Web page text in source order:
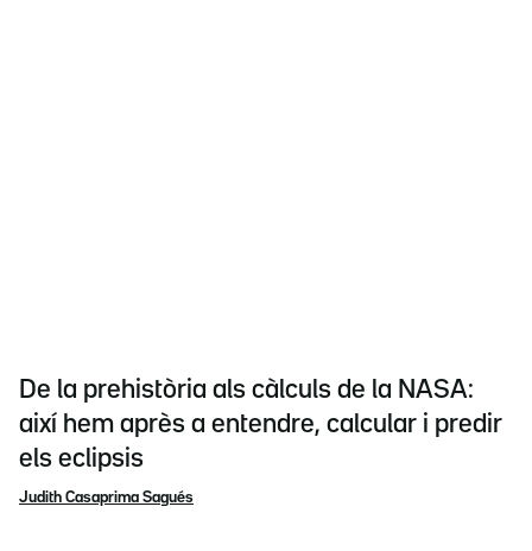
De la prehistòria als càlculs de la NASA:
així hem après a entendre, calcular i predir
els eclipsis
Judith Casaprima Sagués